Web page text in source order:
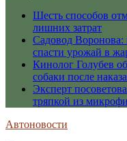
Шесть способов
лишних затрат
Садовод
спасти урожай в
Кинолог Голубев
собаки после
Эксперт
тряпкой из
Автоновости